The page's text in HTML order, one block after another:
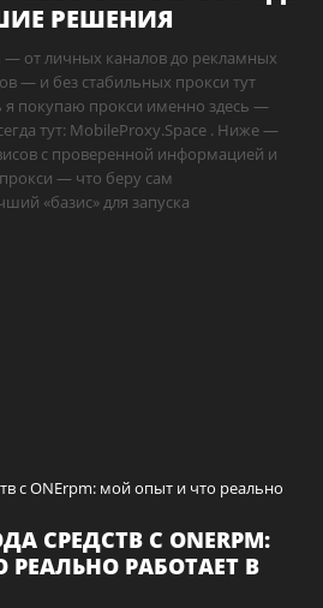
РЕШЕНИЯ
— от личных каналов до рекламных
— и без стабильных прокси тут
я покупаю прокси именно здесь —
тут: MobileProxy.Space . Ниже —
с проверенной информацией и
— что беру сам
«базис» для запуска
СРЕДСТВ С ONERPM:
РАБОТАЕТ В